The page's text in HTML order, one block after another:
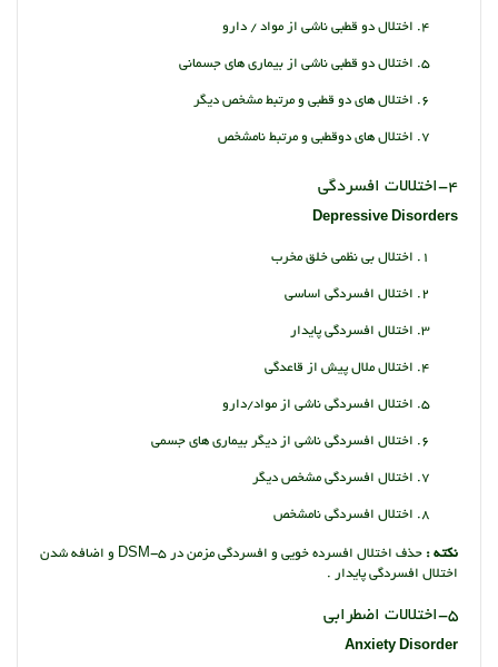
اختلال دو قطبی ناشی از مواد / دارو
اختلال دو قطبی ناشی از بیماری های جسمانی
اختلال های دو قطبی و مرتبط مشخص دیگر
اختلال های دوقطبی و مرتبط نامشخص
4-اختلالات افسردگی
Depressive Disorders
اختلال بی نظمی خلق مخرب
اختلال افسردگی اساسی
اختلال افسردگی پایدار
اختلال ملال پیش از قاعدگی
اختلال افسردگی ناشی از مواد/دارو
اختلال افسردگی ناشی از دیگر بیماری های جسمی
اختلال افسردگی مشخص دیگر
اختلال افسردگی نامشخص
نکته :
حذف اختلال افسرده خویی و افسردگی مزمن در DSM-5 و اضافه شدن
اختلال افسردگی پایدار .
5-اختلالات اضطرابی
Anxiety Disorder